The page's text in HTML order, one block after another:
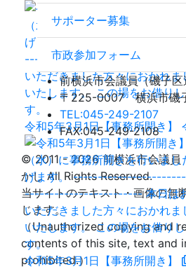
令和5年3月1日【事務所開き】
令和5年3月1日【事務所開き】
サポーター募集
市政参加フォーム
前横浜市会議員（磯子区
〒225-0007 横浜市磯
TEL:045-249-2107
FAX:045-249-2108
© 2011 - 2026 前横浜市会議員
かし All Rights Reserved.
当サイトのテキスト・画像の無
じます。
（Unauthorized copying and
contents of this site, text and
prohibited.）